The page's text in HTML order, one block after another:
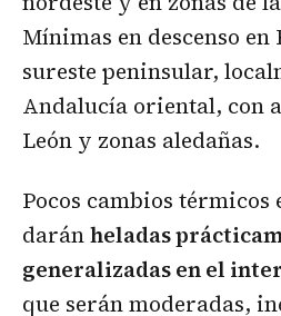
Mínimas en descenso
sureste peninsular,
Andalucía oriental, con
León y zonas aledañas.
Pocos cambios térmicos
daránheladas
generalizadas en el
que serán moderadas,